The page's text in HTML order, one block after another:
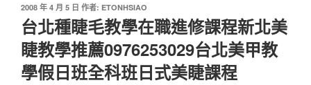
發
佈
於
2008 年 4 月 5 日 作者: ETONHSIAO
台北種睫毛教學在職進修課程新北美
睫教學推薦0976253029台北美甲教
學假日班全科班日式美睫課程